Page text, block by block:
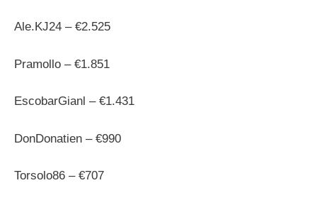
Ale.KJ24 – €2.525
Pramollo – €1.851
EscobarGianl – €1.431
DonDonatien – €990
Torsolo86 – €707